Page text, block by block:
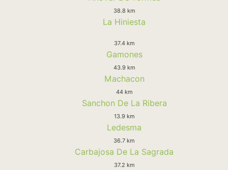
38.8 km
La Hiniesta
37.4 km
Gamones
43.9 km
Machacon
44 km
Sanchon De La Ribera
13.9 km
Ledesma
36.7 km
Carbajosa De La Sagrada
37.2 km